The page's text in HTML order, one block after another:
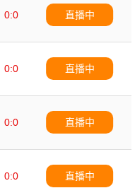
0:0
直播中
0:0
直播中
0:0
直播中
0:0
直播中